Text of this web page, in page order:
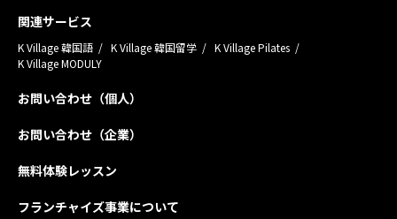
関連サービス
K Village 韓国語 K Village 韓国留学
K Village Pilates
K Village MODULY
お問い合わせ（個人）
お問い合わせ（企業）
無料体験レッスン
フランチャイズ事業について